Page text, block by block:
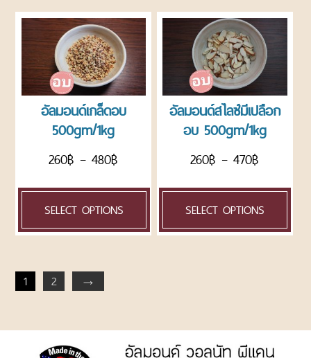
อัลมอนด์เกล็ดอบ
500gm/1kg
260฿ –480฿
SELECT OPTIONS
อัลมอนด์สไลซ์มีเปลือก
อบ 500gm/1kg
260฿ –470฿
SELECT OPTIONS
1 2 →